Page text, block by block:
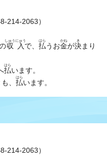
214-2063）
収入
しゅうにゅう
で、 払
はら
うお金
かね
が決
き
まり
払
はら
います。
、 払
はら
います。
214-2063）